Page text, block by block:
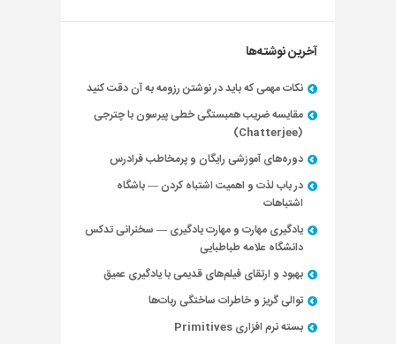
آخرین نوشته‌ها
نکات مهمی که باید در نوشتن رزومه به آن دقت کنید
مقایسه ضریب همبستگی خطی پیرسون با چترجی
(Chatterjee)
دوره‌های آموزشی رایگان و پرمخاطب فرادرس
در باب لذت و اهمیت اشتباه کردن — باشگاه
اشتباهات
یادگیری مهارت و مهارت یادگیری — سخنرانی تدکس
دانشگاه علامه طباطبایی
بهبود و ارتقای فیلم‌های قدیمی با یادگیری عمیق
توالی گریز و خاطرات ساختگی ربات‌ها
بسته نرم افزاری Primitives